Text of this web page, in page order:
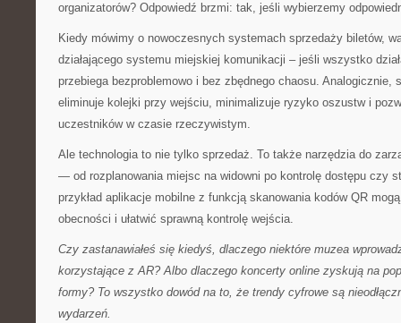
organizatorów? Odpowiedź brzmi: tak, jeśli wybierzemy
Kiedy mówimy o nowoczesnych systemach sprzedaży biletów,
działającego systemu miejskiej komunikacji – jeśli wszystko
przebiega bezproblemowo i bez zbędnego chaosu. Analogicznie,
eliminuje kolejki przy wejściu, minimalizuje ryzyko oszustw i
uczestników w czasie rzeczywistym.
Ale technologia to nie tylko sprzedaż. To także narzędzia do
— od rozplanowania miejsc na widowni po kontrolę dostępu czy
przykład aplikacje mobilne z funkcją skanowania kodów QR
obecności i ułatwić sprawną kontrolę wejścia.
Czy zastanawiałeś się kiedyś, dlaczego niektóre muzea
korzystające z AR? Albo dlaczego koncerty online zyskują na
formy? To wszystko dowód na to, że trendy cyfrowe są
wydarzeń.